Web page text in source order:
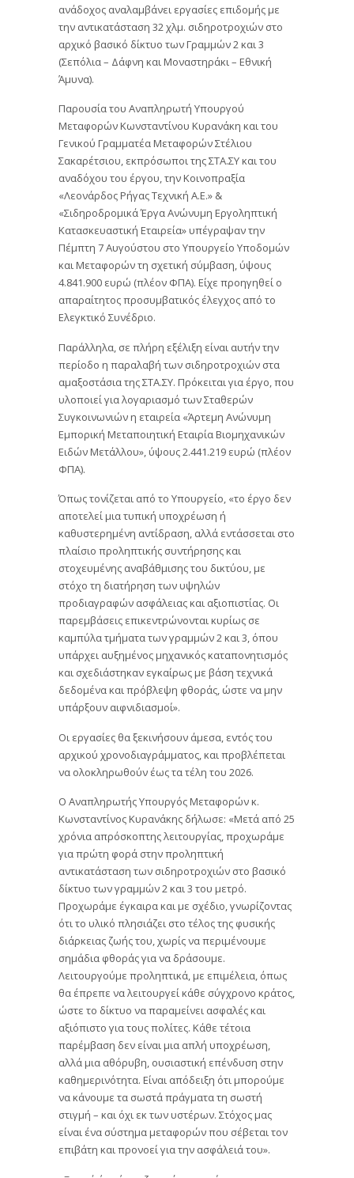
ανάδοχος αναλαμβάνει εργασίες επιδομής με
την αντικατάσταση 32 χλμ. σιδηροτροχιών στο
αρχικό βασικό δίκτυο των Γραμμών 2 και 3
(Σεπόλια – Δάφνη και Μοναστηράκι – Εθνική
Άμυνα).
Παρουσία του Αναπληρωτή Υπουργού
Μεταφορών Κωνσταντίνου Κυρανάκη και του
Γενικού Γραμματέα Μεταφορών Στέλιου
Σακαρέτσιου, εκπρόσωποι της ΣΤΑ.ΣΥ και του
αναδόχου του έργου, την Κοινοπραξία
«Λεονάρδος Ρήγας Τεχνική Α.Ε.» &
«Σιδηροδρομικά Έργα Ανώνυμη Εργοληπτική
Κατασκευαστική Εταιρεία» υπέγραψαν την
Πέμπτη 7 Αυγούστου στο Υπουργείο Υποδομών
και Μεταφορών τη σχετική σύμβαση, ύψους
4.841.900 ευρώ (πλέον ΦΠΑ). Είχε προηγηθεί ο
απαραίτητος προσυμβατικός έλεγχος από το
Ελεγκτικό Συνέδριο.
Παράλληλα, σε πλήρη εξέλιξη είναι αυτήν την
περίοδο η παραλαβή των σιδηροτροχιών στα
αμαξοστάσια της ΣΤΑ.ΣΥ. Πρόκειται για έργο, που
υλοποιεί για λογαριασμό των Σταθερών
Συγκοινωνιών η εταιρεία «Άρτεμη Ανώνυμη
Εμπορική Μεταποιητική Εταιρία Βιομηχανικών
Ειδών Μετάλλου», ύψους 2.441.219 ευρώ (πλέον
ΦΠΑ).
Όπως τονίζεται από το Υπουργείο, «το έργο δεν
αποτελεί μια τυπική υποχρέωση ή
καθυστερημένη αντίδραση, αλλά εντάσσεται στο
πλαίσιο προληπτικής συντήρησης και
στοχευμένης αναβάθμισης του δικτύου, με
στόχο τη διατήρηση των υψηλών
προδιαγραφών ασφάλειας και αξιοπιστίας. Οι
παρεμβάσεις επικεντρώνονται κυρίως σε
καμπύλα τμήματα των γραμμών 2 και 3, όπου
υπάρχει αυξημένος μηχανικός καταπονητισμός
και σχεδιάστηκαν εγκαίρως με βάση τεχνικά
δεδομένα και πρόβλεψη φθοράς, ώστε να μην
υπάρξουν αιφνιδιασμοί».
Οι εργασίες θα ξεκινήσουν άμεσα, εντός του
αρχικού χρονοδιαγράμματος, και προβλέπεται
να ολοκληρωθούν έως τα τέλη του 2026.
Ο Αναπληρωτής Υπουργός Μεταφορών κ.
Κωνσταντίνος Κυρανάκης δήλωσε: «Μετά από 25
χρόνια απρόσκοπτης λειτουργίας, προχωράμε
για πρώτη φορά στην προληπτική
αντικατάσταση των σιδηροτροχιών στο βασικό
δίκτυο των γραμμών 2 και 3 του μετρό.
Προχωράμε έγκαιρα και με σχέδιο, γνωρίζοντας
ότι το υλικό πλησιάζει στο τέλος της φυσικής
διάρκειας ζωής του, χωρίς να περιμένουμε
σημάδια φθοράς για να δράσουμε.
Λειτουργούμε προληπτικά, με επιμέλεια, όπως
θα έπρεπε να λειτουργεί κάθε σύγχρονο κράτος,
ώστε το δίκτυο να παραμείνει ασφαλές και
αξιόπιστο για τους πολίτες. Κάθε τέτοια
παρέμβαση δεν είναι μια απλή υποχρέωση,
αλλά μια αθόρυβη, ουσιαστική επένδυση στην
καθημερινότητα. Είναι απόδειξη ότι μπορούμε
να κάνουμε τα σωστά πράγματα τη σωστή
στιγμή – και όχι εκ των υστέρων. Στόχος μας
είναι ένα σύστημα μεταφορών που σέβεται τον
επιβάτη και προνοεί για την ασφάλειά του».